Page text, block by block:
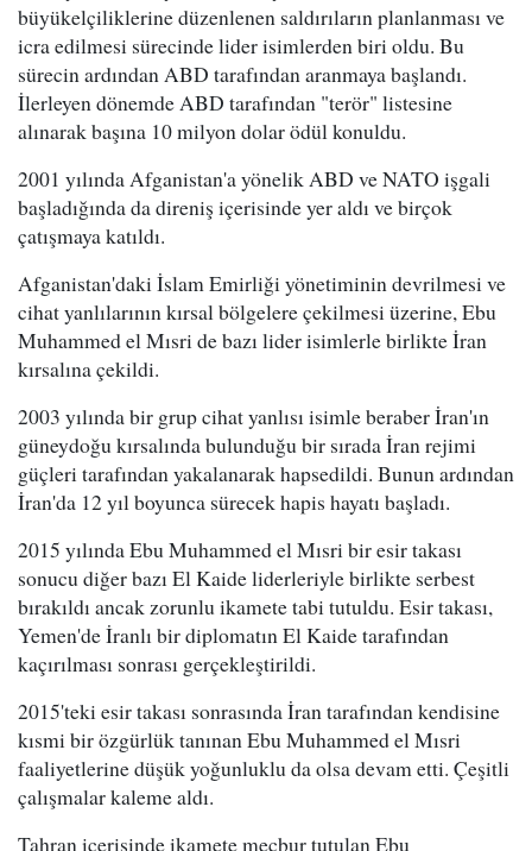
büyükelçiliklerine düzenlenen saldırıların planlanması ve
icra edilmesi sürecinde lider isimlerden biri oldu. Bu
sürecin ardından ABD tarafından aranmaya başlandı.
İlerleyen dönemde ABD tarafından "terör" listesine
alınarak başına 10 milyon dolar ödül konuldu.
2001 yılında Afganistan'a yönelik ABD ve NATO işgali
başladığında da direniş içerisinde yer aldı ve birçok
çatışmaya katıldı.
Afganistan'daki İslam Emirliği yönetiminin devrilmesi ve
cihat yanlılarının kırsal bölgelere çekilmesi üzerine, Ebu
Muhammed el Mısri de bazı lider isimlerle birlikte İran
kırsalına çekildi.
2003 yılında bir grup cihat yanlısı isimle beraber İran'ın
güneydoğu kırsalında bulunduğu bir sırada İran rejimi
güçleri tarafından yakalanarak hapsedildi. Bunun ardından
İran'da 12 yıl boyunca sürecek hapis hayatı başladı.
2015 yılında Ebu Muhammed el Mısri bir esir takası
sonucu diğer bazı El Kaide liderleriyle birlikte serbest
bırakıldı ancak zorunlu ikamete tabi tutuldu. Esir takası,
Yemen'de İranlı bir diplomatın El Kaide tarafından
kaçırılması sonrası gerçekleştirildi.
2015'teki esir takası sonrasında İran tarafından kendisine
kısmi bir özgürlük tanınan Ebu Muhammed el Mısri
faaliyetlerine düşük yoğunluklu da olsa devam etti. Çeşitli
çalışmalar kaleme aldı.
Tahran içerisinde ikamete mecbur tutulan Ebu